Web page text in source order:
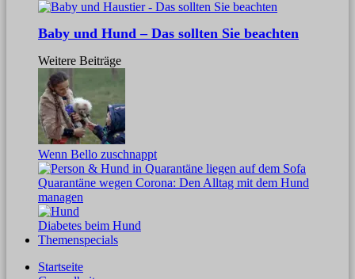
Baby und Hund – Das sollten Sie beachten
Weitere Beiträge
Wenn Bello zuschnappt
Quarantäne wegen Corona: Den Alltag mit dem Hund
managen
Diabetes beim Hund
Themenspecials
Startseite